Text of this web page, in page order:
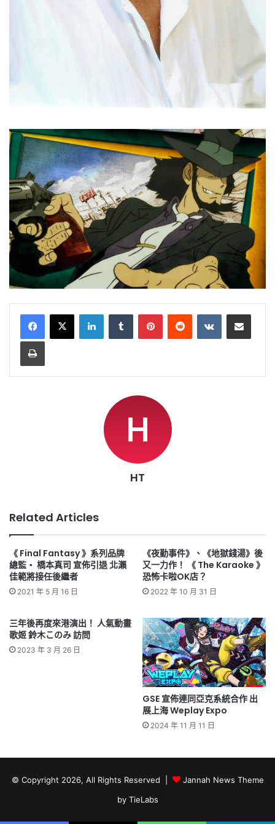
LinkedInTumblr PinterestReddit VKontakteShare via Email
Print
HT
Related Articles
《 Final Fantasy 》系列品牌
總監‧ 橋本真司 宣佈引退 北瀨
佳範將接任後繼者
2021 年 5 月 16 日
《夜勤事件》、《地獄錢湯》後
又一力作！ 《 The Karaoke 》
恐怖卡啦OK店？
2022 年 10 月 31 日
三年後再度來港演出！ 人氣動畫
歌姬 鈴木このみ 訪問
2023 年 3 月 26 日
GSE 宣佈連同亞克系統合作 出
展上海 Weplay Expo
2024 年 11 月 11 日
© Copyright 2026, All Rights Reserved |
Jannah News Theme
by TieLabs